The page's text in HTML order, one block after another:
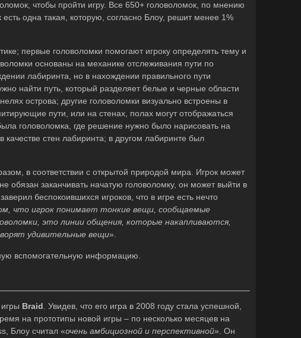
чтобы пройти игру. Все 650+ головоломок, по мнению
одна такая, которую, согласно Блоу, решит менее 1%
первые головоломки помогают игроку определять тему и
основаны на механике отслеживания пути по
лабиринта, но в нахождении правильного пути
найти путь, который разделяет белые и черные области
острова; другие головоломки визуально встроены в
пути, или на стенах, полах могут отображаться
головоломка, где решение нужно было нарисовать на
стен лабиринта; в другом лабиринте был
в соответствии с открытой природой мира. Игрок может
обязан заканчивать начатую головоломку, он может выйти в
беспокоившихся игроков, что в игре есть нечто
что игрок понимает тонкие вещи, сообщаемые
это линии общения, которые накапливаются,
удивительные вещи».
вспомогательную информацию.
Braid . Увидев, что его игра в 2008 году стала успешной,
на прототипы новой игры – по несколько месяцев на
Блоу считал «очень амбициозной и перспективной». Он